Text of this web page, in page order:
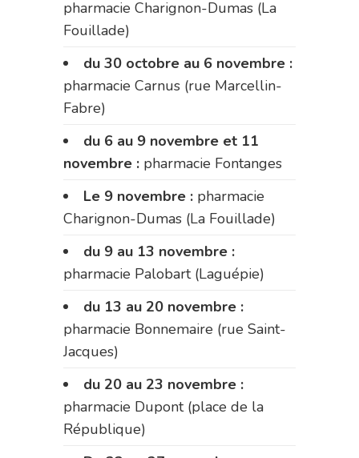
pharmacie Charignon-Dumas (La
Fouillade)
du 30 octobre au 6 novembre :
pharmacie Carnus (rue Marcellin-
Fabre)
du 6 au 9 novembre et 11
novembre : pharmacie Fontanges
Le 9 novembre : pharmacie
Charignon-Dumas (La Fouillade)
du 9 au 13 novembre :
pharmacie Palobart (Laguépie)
du 13 au 20 novembre :
pharmacie Bonnemaire (rue Saint-
Jacques)
du 20 au 23 novembre :
pharmacie Dupont (place de la
République)